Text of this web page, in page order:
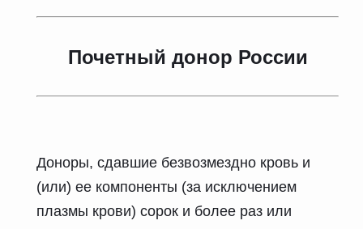
Почетный донор России
Доноры, сдавшие безвозмездно кровь и
(или) ее компоненты (за исключением
плазмы крови) сорок и более раз или